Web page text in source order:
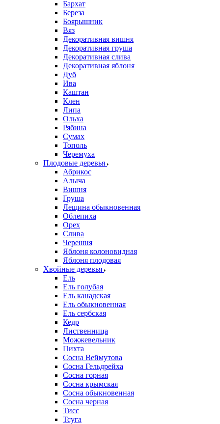
Бархат
Береза
Боярышник
Вяз
Декоративная вишня
Декоративная груша
Декоративная слива
Декоративная яблоня
Дуб
Ива
Каштан
Клен
Липа
Ольха
Рябина
Сумах
Тополь
Черемуха
Плодовые деревья
Абрикос
Алыча
Вишня
Груша
Лещина обыкновенная
Облепиха
Орех
Слива
Черешня
Яблоня колоновидная
Яблоня плодовая
Хвойные деревья
Ель
Ель голубая
Ель канадская
Ель обыкновенная
Ель сербская
Кедр
Лиственница
Можжевельник
Пихта
Сосна Веймутова
Сосна Гельдрейха
Сосна горная
Сосна крымская
Сосна обыкновенная
Сосна черная
Тисс
Тсуга